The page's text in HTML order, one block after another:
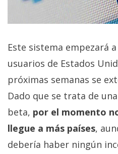
Este sistema empezará
usuarios de Estados
próximas semanas se
Dado que se trata de
beta, por el momento
llegue a más países,
debería haber ningún